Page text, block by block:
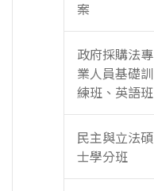
案
政府採購法專
業人員基礎訓
練班、英語班
民主與立法碩
士學分班